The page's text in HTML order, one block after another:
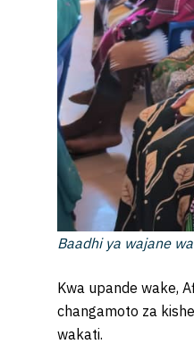
Baadhi ya wajane
Kwa upande wake,
changamoto za
wakati.